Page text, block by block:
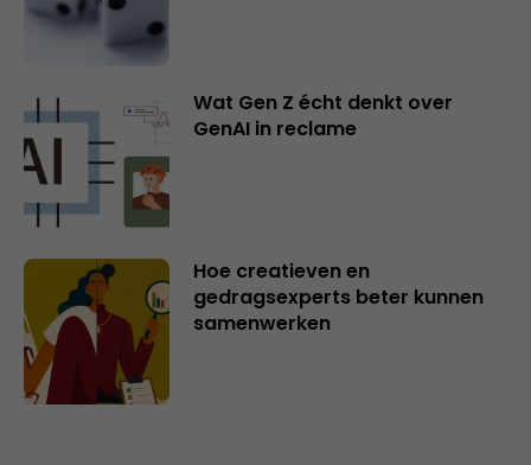
Wat Gen Z écht denkt over
GenAI in reclame
Hoe creatieven en
gedragsexperts beter kunnen
samenwerken